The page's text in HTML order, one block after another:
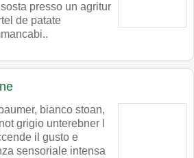
presso un agritur
de patate
bianco stoan,
grigio unterebner l
il gusto e
sensoriale intensa